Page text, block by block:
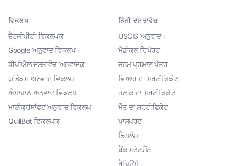
ਵਿਕਲਪ
ਚੈਟਜੀਪੀਟੀ ਵਿਕਲਪਕ
Google ਅਨੁਵਾਦ ਵਿਕਲਪ
ਡੀਪੀਐਲ ਦਸਤਾਵੇਜ਼ ਅਨੁਵਾਦਕ
ਯਾਂਡੇਕਸ ਅਨੁਵਾਦ ਵਿਕਲਪ
ਐਮਾਜ਼ਾਨ ਅਨੁਵਾਦ ਵਿਕਲਪ
ਮਾਈਕ੍ਰੋਸਾੱਫਟ ਅਨੁਵਾਦ ਵਿਕਲਪ
QuillBot ਵਿਕਲਪਕ
ਨਿੱਜੀ ਦਸਤਾਵੇਜ਼
USCIS ਅਨੁਵਾਦ।
ਮੈਡੀਕਲ ਰਿਪੋਰਟ
ਜਨਮ ਪ੍ਰਮਾਣ ਪੱਤਰ
ਵਿਆਹ ਦਾ ਸਰਟੀਫਿਕੇਟ
ਤਲਾਕ ਦਾ ਸਰਟੀਫਿਕੇਟ
ਮੌਤ ਦਾ ਸਰਟੀਫਿਕੇਟ
ਪਾਸਪੋਰਟ
ਡਿਪਲੋਮਾ
ਬੈਂਕ ਸਟੇਟਮੈਂਟ
ਰੈਜ਼ਿਊਮੇ